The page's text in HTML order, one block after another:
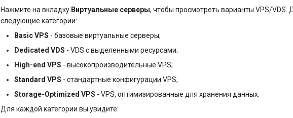
Нажмите на вкладку Виртуальные серверы, чтобы просмотреть варианты VPS/VDS.
следующие категории:
Basic VPS - базовые виртуальные серверы;
Dedicated VDS - VDS с выделенными ресурсами;
High-end VPS - высокопроизводительные VPS;
Standard VPS - стандартные конфигурации VPS;
Storage-Optimized VPS - VPS, оптимизированные для хранения данных.
Для каждой категории вы увидите: